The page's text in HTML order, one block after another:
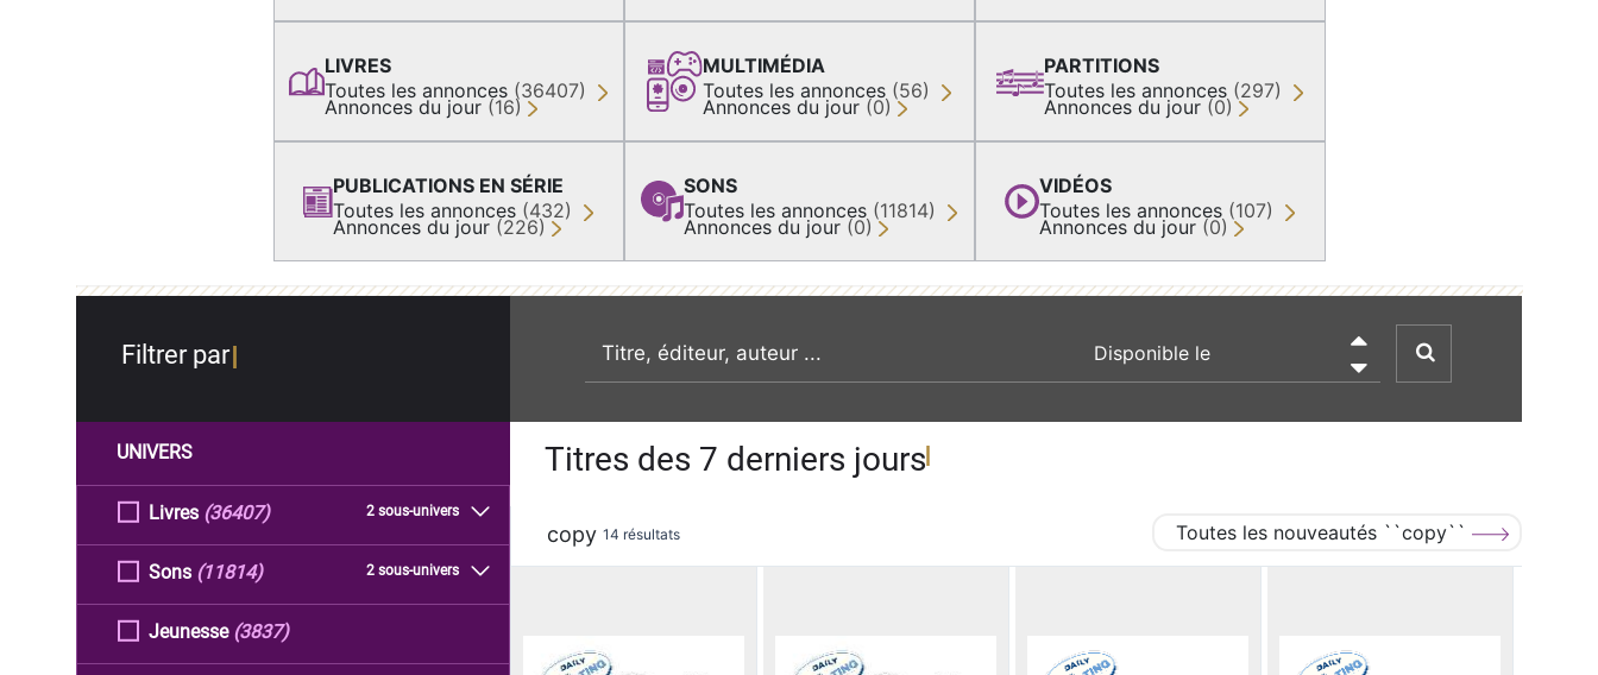
LIVRES
Toutes les annonces (36407)
Annonces du jour (16)
PUBLICATIONS EN SÉRIE
Toutes les annonces (432)
Annonces du jour (226)
MULTIMÉDIA
Toutes les annonces (56)
Annonces du jour (0)
SONS
Toutes les annonces (11814)
Annonces du jour (0)
PARTITIONS
Toutes les annonces (297)
Annonces du jour (0)
VIDÉOS
Toutes les annonces (107)
Annonces du jour (0)
Filtrer par
UNIVERS
Livres 2 sous-univers
(36407)
Sons 2 sous-univers
(11814)
Jeunesse (3837)
recherche par mot clé

Titres des 7 derniers jours
copy 14 résultats Toutes les nouveautés ``copy``